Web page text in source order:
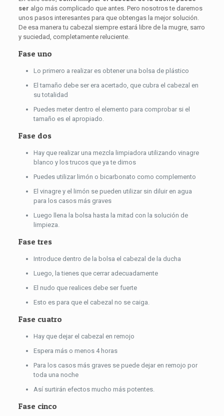
ser algo más complicado que antes. Pero nosotros te daremos
unos pasos interesantes para que obtengas la mejor solución.
De esa manera tu cabezal siempre estará libre de la mugre, sarro
y suciedad, completamente reluciente.
Fase uno
Lo primero a realizar es obtener una bolsa de plástico
El tamaño debe ser era acertado, que cubra el cabezal en
su totalidad
Puedes meter dentro el elemento para comprobar si el
tamaño es el apropiado.
Fase dos
Hay que realizar una mezcla limpiadora utilizando vinagre
blanco y los trucos que ya te dimos
Puedes utilizar limón o bicarbonato como complemento
El vinagre y el limón se pueden utilizar sin diluir en agua
para los casos más graves
Luego llena la bolsa hasta la mitad con la solución de
limpieza.
Fase tres
Introduce dentro de la bolsa el cabezal de la ducha
Luego, la tienes que cerrar adecuadamente
El nudo que realices debe ser fuerte
Esto es para que el cabezal no se caiga.
Fase cuatro
Hay que dejar el cabezal en remojo
Espera más o menos 4 horas
Para los casos más graves se puede dejar en remojo por
toda una noche
Así surtirán efectos mucho más potentes.
Fase cinco